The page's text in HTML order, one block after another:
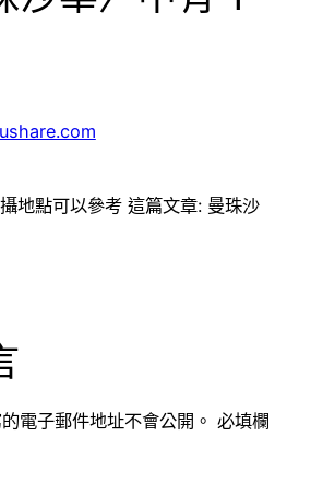
地點可以參考 這篇文章: 曼珠沙
電子郵件地址不會公開。 必填欄